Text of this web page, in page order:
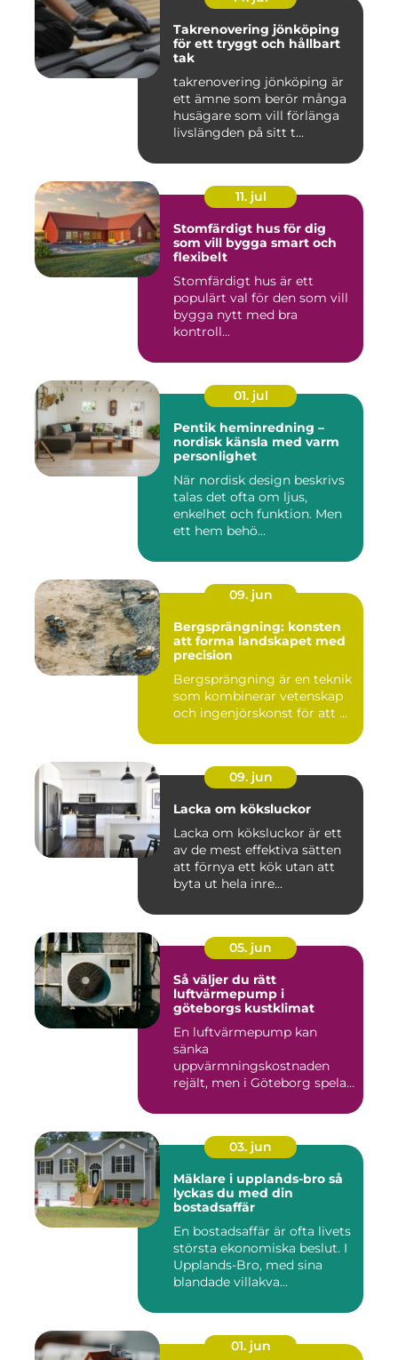
Takrenovering jönköping
för ett tryggt och hållbart
tak
takrenovering jönköping är
ett ämne som berör många
husägare som vill förlänga
livslängden på sitt t...
11. jul
Stomfärdigt hus för dig
som vill bygga smart och
flexibelt
Stomfärdigt hus är ett
populärt val för den som vill
bygga nytt med bra
kontroll...
01. jul
Pentik heminredning –
nordisk känsla med varm
personlighet
När nordisk design beskrivs
talas det ofta om ljus,
enkelhet och funktion. Men
ett hem behö...
09. jun
Bergsprängning: konsten
att forma landskapet med
precision
Bergsprängning är en teknik
som kombinerar vetenskap
och ingenjörskonst för att ...
09. jun
Lacka om köksluckor
Lacka om köksluckor är ett
av de mest effektiva sätten
att förnya ett kök utan att
byta ut hela inre...
05. jun
Så väljer du rätt
luftvärmepump i
göteborgs kustklimat
En luftvärmepump kan
sänka
uppvärmningskostnaden
rejält, men i Göteborg spelar
03. jun
Mäklare i upplands-bro så
lyckas du med din
bostadsaffär
En bostadsaffär är ofta livets
största ekonomiska beslut. I
Upplands-Bro, med sina
blandade villakva...
01. jun